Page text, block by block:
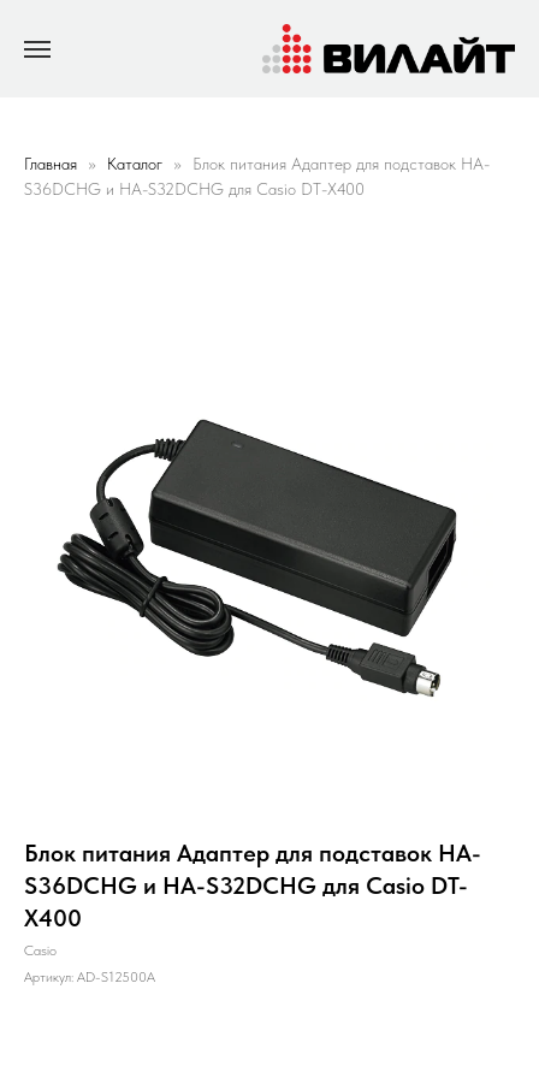
Главная Каталог
Блок питания Адаптер для подставок HA-
S36DCHG и HA-S32DCHG для Casio DT-X400
Блок питания Адаптер для подставок HA-
S36DCHG и HA-S32DCHG для Casio DT-
X400
Casio
Артикул: AD-S12500A